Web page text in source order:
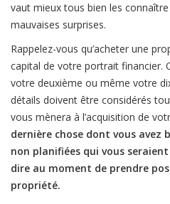
vaut mieux tous bien les
mauvaises surprises.
Rappelez-vous qu’acheter une
capital de votre portrait financier.
votre deuxième ou même votre
détails doivent être considérés
vous mènera à l’acquisition de
dernière chose dont vous avez
non planifiées qui vous
dire au moment de prendre
propriété.